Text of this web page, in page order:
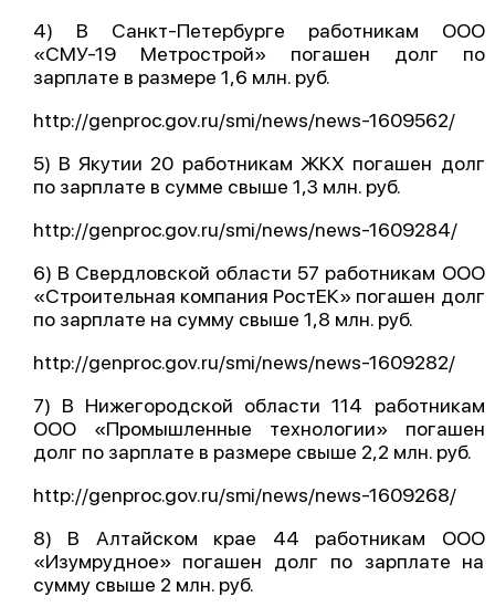
4) В Санкт-Петербурге работникам ООО
«СМУ-19 Метрострой» погашен долг по
зарплате в размере 1,6 млн. руб.
http://genproc.gov.ru/smi/news/news-1609562/
5) В Якутии 20 работникам ЖКХ погашен долг
по зарплате в сумме свыше 1,3 млн. руб.
http://genproc.gov.ru/smi/news/news-1609284/
6) В Свердловской области 57 работникам ООО
«Строительная компания РостЕК» погашен долг
по зарплате на сумму свыше 1,8 млн. руб.
http://genproc.gov.ru/smi/news/news-1609282/
7) В Нижегородской области 114 работникам
ООО «Промышленные технологии» погашен
долг по зарплате в размере свыше 2,2 млн. руб.
http://genproc.gov.ru/smi/news/news-1609268/
8) В Алтайском крае 44 работникам ООО
«Изумрудное» погашен долг по зарплате на
сумму свыше 2 млн. руб.